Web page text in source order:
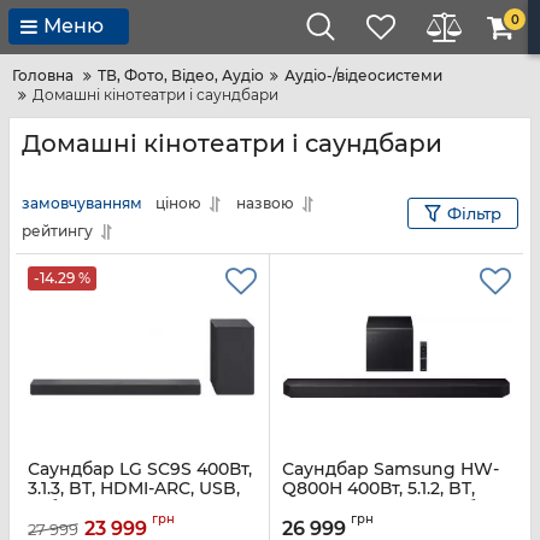
Меню 0
Головна ТВ, Фото, Відео, Аудіо
Аудіо-/відеосистеми
Домашні кінотеатри і саундбари
Домашні кінотеатри і саундбари
замовчуванням ціною
назвою
рейтингу
Фільтр
-14.29 %
Саундбар LG SC9S 400Вт,
3.1.3, BT, HDMI-ARC, USB,
саб, Dolby Atmos®, IMAX
Артикул: SC9S.DUKRLLQ
27 999 23 999 грн
Саундбар Samsung HW-
Q800H 400Вт, 5.1.2, BT,
HDMI-eARC, Wi-Fi, саб,
Dolby Atmos, чорний
26 999 грн